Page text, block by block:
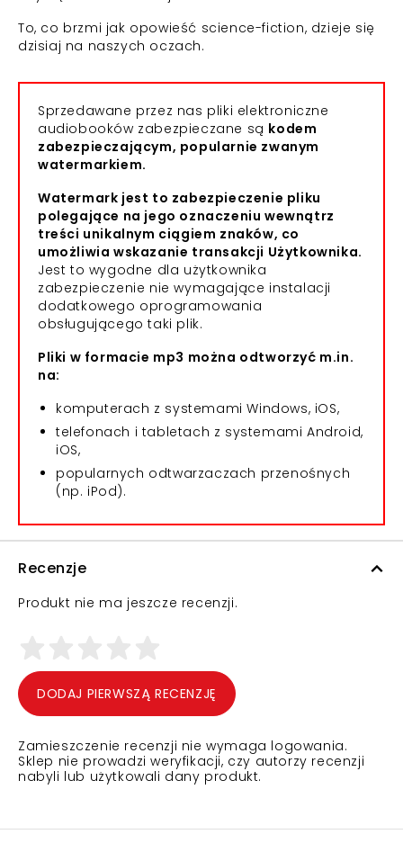
To, co brzmi jak opowieść science-fiction, dzieje się
dzisiaj na naszych oczach.
Sprzedawane przez nas pliki elektroniczne
audiobooków zabezpieczane są kodem
zabezpieczającym, popularnie zwanym
watermarkiem.
Watermark jest to zabezpieczenie pliku
polegające na jego oznaczeniu wewnątrz
treści unikalnym ciągiem znaków, co
umożliwia wskazanie transakcji Użytkownika.
Jest to wygodne dla użytkownika
zabezpieczenie nie wymagające instalacji
dodatkowego oprogramowania
obsługującego taki plik.
Pliki w formacie mp3 można odtworzyć m.in.
na:
komputerach z systemami Windows, iOS,
telefonach i tabletach z systemami Android,
iOS,
popularnych odtwarzaczach przenośnych
(np. iPod).
Recenzje
Produkt nie ma jeszcze recenzji.
DODAJ PIERWSZĄ RECENZJĘ
Zamieszczenie recenzji nie wymaga logowania.
Sklep nie prowadzi weryfikacji, czy autorzy recenzji
nabyli lub użytkowali dany produkt.